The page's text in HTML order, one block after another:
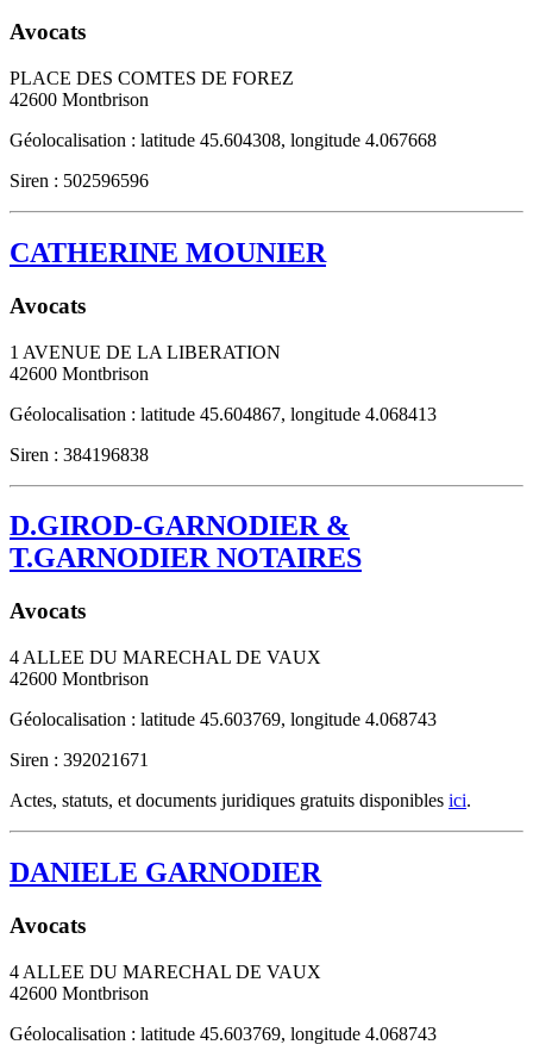
Avocats
PLACE DES COMTES DE FOREZ
42600 Montbrison
Géolocalisation : latitude 45.604308, longitude 4.067668
Siren : 502596596
CATHERINE MOUNIER
Avocats
1 AVENUE DE LA LIBERATION
42600 Montbrison
Géolocalisation : latitude 45.604867, longitude 4.068413
Siren : 384196838
D.GIROD-GARNODIER &
T.GARNODIER NOTAIRES
Avocats
4 ALLEE DU MARECHAL DE VAUX
42600 Montbrison
Géolocalisation : latitude 45.603769, longitude 4.068743
Siren : 392021671
Actes, statuts, et documents juridiques gratuits disponibles ici.
DANIELE GARNODIER
Avocats
4 ALLEE DU MARECHAL DE VAUX
42600 Montbrison
Géolocalisation : latitude 45.603769, longitude 4.068743